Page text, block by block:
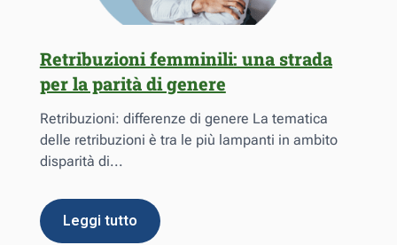
Retribuzioni femminili: una strada
per la parità di genere
Retribuzioni: differenze di genere La tematica
delle retribuzioni è tra le più lampanti in ambito
disparità di...
leggi tutto